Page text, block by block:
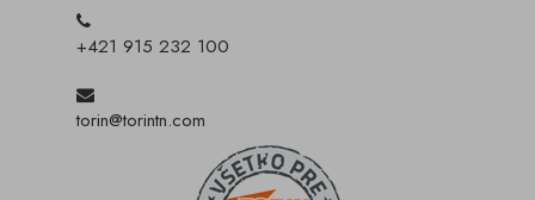
+421 915 232 100
torin@torintn.com